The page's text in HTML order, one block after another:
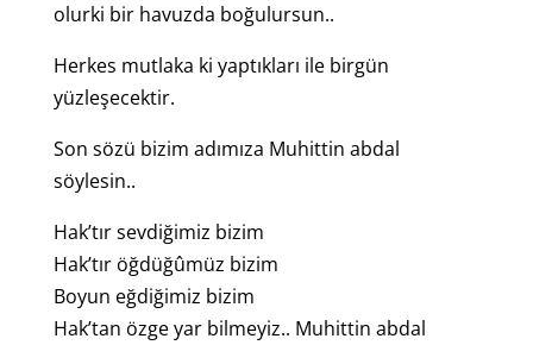
olurki bir havuzda boğulursun..
Herkes mutlaka ki yaptıkları ile birgün
yüzleşecektir.
Son sözü bizim adımıza Muhittin abdal
söylesin..
Hak’tır sevdiğimiz bizim
Hak’tır öğdüğûmüz bizim
Boyun eğdiğimiz bizim
Hak’tan özge yar bilmeyiz.. Muhittin abdal